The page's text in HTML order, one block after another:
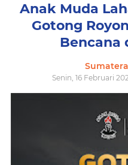
Anak Muda
Gotong
Bencana
Senin, 16 Februari